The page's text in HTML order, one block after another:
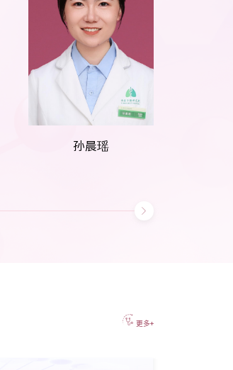
孙晨瑶
更多+